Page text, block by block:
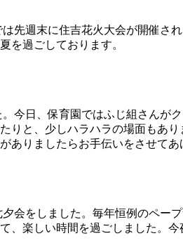
先週末に住吉花火大会が開催さ
を過ごしております。
今日、保育園ではふじ組さんが
りと、少しハラハラの場面もあ
ありましたらお手伝いをさせてあ
会をしました。毎年恒例のペー
、楽しい時間を過ごしました。